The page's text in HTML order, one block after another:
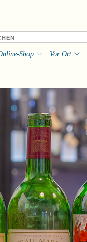
Shop Vor Ort